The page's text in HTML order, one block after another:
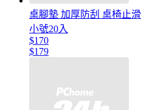
桌腳墊 加厚防刮 桌椅止
小號20入
$170
$179